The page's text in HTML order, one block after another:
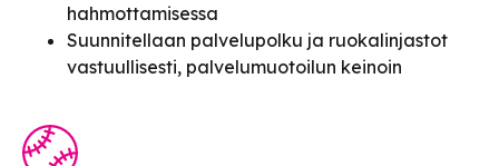
hahmottamisessa
Suunnitellaan palvelupolku ja ruokalinjastot
vastuullisesti, palvelumuotoilun keinoin